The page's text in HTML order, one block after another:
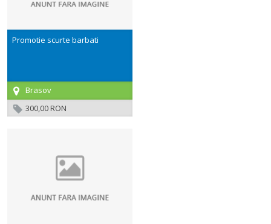
Promotie scurte barbati
Brasov
300,00 RON